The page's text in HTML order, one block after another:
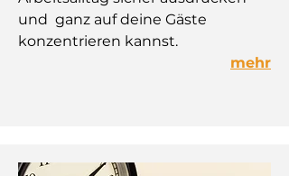
und ganz auf deine Gäste
konzentrieren kannst.
mehr